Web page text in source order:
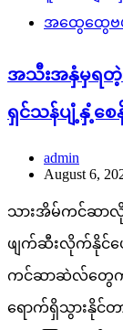
အထွေထွေ
အသီးအနှံမှရတဲ့
ရှင်သန်ပျံ့နှံ့စေ
admin
August 6,
သားအိမ်ကင်ဆာ
ဖျက်ဆီးလိုက်နိုင်
ကင်ဆာဆဲလ်တွေက
ရောက်ရှိသွားနိုင်